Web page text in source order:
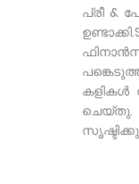
പ്രീ &
കളികൾ
ചെയ്തു.